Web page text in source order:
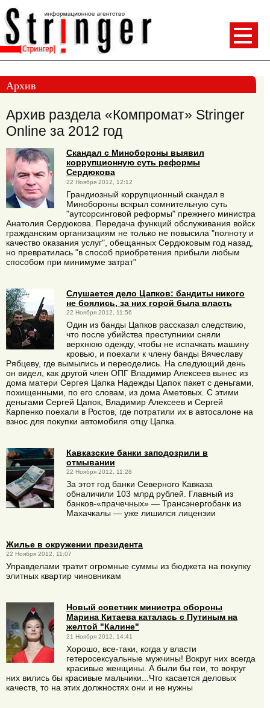
Архив
Архив раздела «Компромат» Stringer
Online за 2012 год
Скандал с Минобороны выявил
коррупционную суть реформы
Сердюкова
22 Ноября 2012, 12:12
Грандиозный коррупционный скандал в
Минобороны вскрыл сомнительную суть
"аутсорсинговой реформы" прежнего министра
Анатолия Сердюкова. Передача функций обслуживания войск
гражданским организациям не только не повысила "полноту и
качество оказания услуг", обещанных Сердюковым год назад,
но превратилась "в способ приобретения прибыли любым
способом при минимуме затрат"
Слушается дело Цапков: бандиты никого
не боялись, за них горой была власть
22 Ноября 2012, 11:56
Один из банды Цапков рассказал следствию,
что после убийства преступники сняли
верхнюю одежду, чтобы не испачкать машину
кровью, и поехали к члену банды Вячеславу
Рябцеву, где вымылись и переоделись. На следующий день
он видел, как другой член ОПГ Владимир Алексеев вынес из
дома матери Сергея Цапка Надежды Цапок пакет с деньгами,
похищенными, по его словам, из дома Аметовых. С этими
деньгами Сергей Цапок, Владимир Алексеев и Сергей
Карпенко поехали в Ростов, где потратили их в автосалоне на
взнос для покупки автомобиля отцу Цапка.
Кавказские банки заподозрили в
отмывании
22 Ноября 2012, 11:28
За этот год банки Северного Кавказа
обналичили 103 млрд рублей. Главный из
банков-«прачечных» — Трансэнергобанк из
Махачкалы — уже лишился лицензии
Жилье в окружении президента
22 Ноября 2012, 11:07
Управделами тратит огромные суммы из бюджета на покупку
элитных квартир чиновникам
Новый советник министра обороны
Марина Китаева каталась с Путиным на
желтой "Калине"
21 Ноября 2012, 14:41
Хорошо, все-таки, когда у власти
гетеросексуальные мужчины! Вокруг них всегда
красивые женщины. А были бы геи, то вокруг
них вились бы красивые мальчики...Что касается деловых
качеств, то на этих должностях они и не нужны